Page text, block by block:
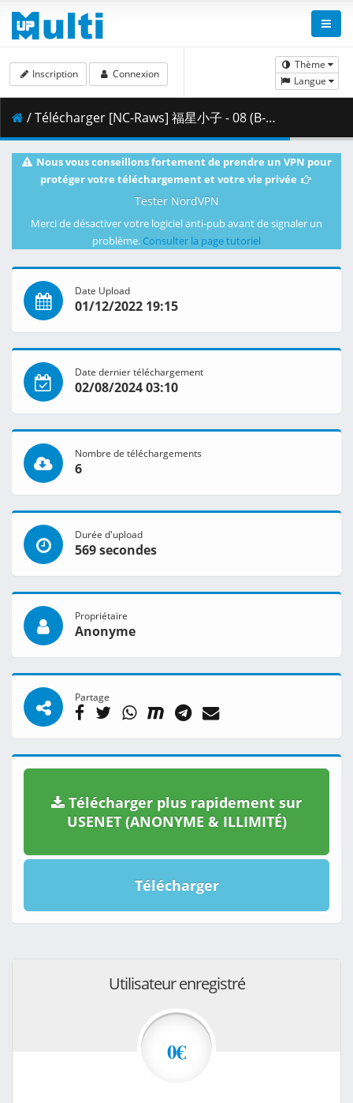
Thème
Langue
Inscription Connexion
/ Télécharger [NC-Raws] 福星小子 - 08 (B-Global 3840x2160 HEVC AAC MKV) [7A891F6C].mkv.002 ( 265.38 MB )
Nous vous conseillons fortement de prendre un VPN pour
protéger votre téléchargement et votre vie privée
Tester NordVPN
Merci de désactiver votre logiciel anti-pub avant de signaler un
problème. Consulter la page tutoriel
Date Upload
01/12/2022 19:15
Date dernier téléchargement
02/08/2024 03:10
Nombre de téléchargements
6
Durée d'upload
569 secondes
Propriétaire
Anonyme
Partage
Télécharger plus rapidement sur
USENET (ANONYME & ILLIMITÉ)
Télécharger
Utilisateur enregistré
0€